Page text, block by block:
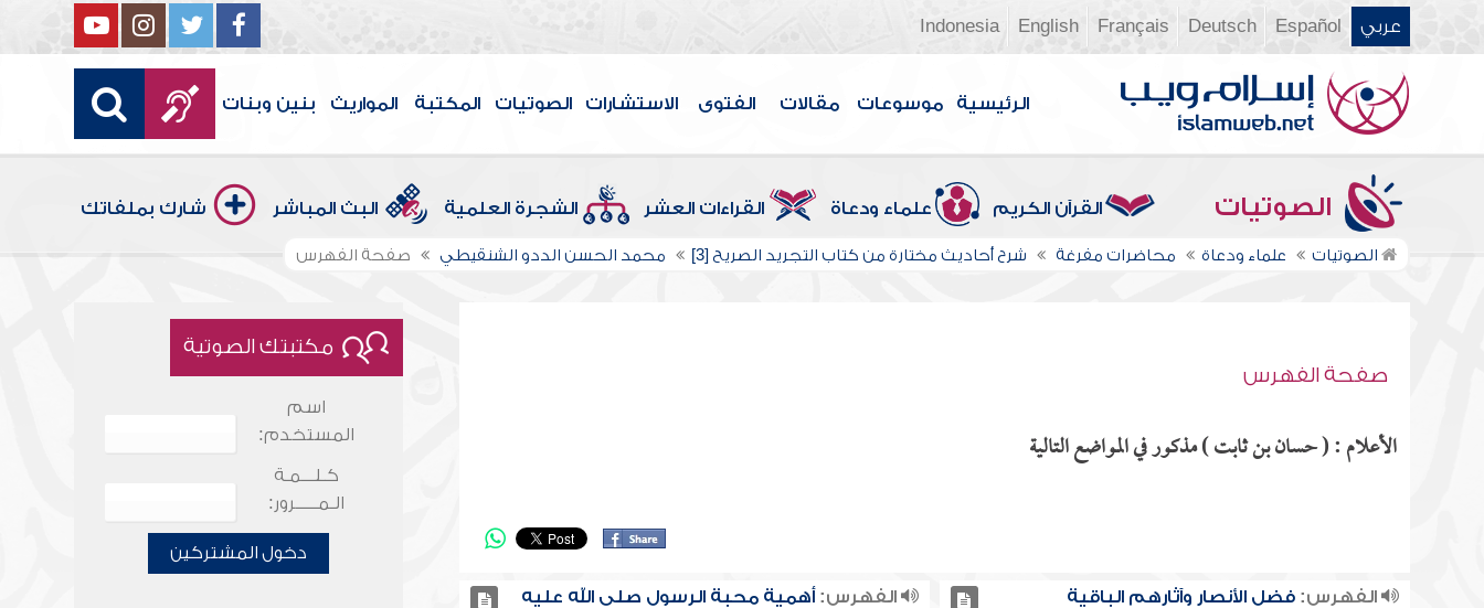
عربي Español
Deutsch
Français
English
Indonesia
الرئيسية موسوعات مقالات الفتوى الاستشارات الصوتيات المكتبة المواريث بنين وبنات
الصوتيات القرآن الكريم علماء ودعاة القراءات العشر الشجرة العلمية البث المباشر شارك بملفاتك
الصوتيات علماء ودعاة محاضرات مفرغة شرح أحاديث مختارة من كتاب التجريد الصريح [3] محمد الحسن الددو الشنقيطي صفحة الفهرس
صفحة الفهرس
الأعلام : ( حسان بن ثابت ) مذكور في المواضع التالية
الفهرس:فضل الأنصار وآثارهم الباقية الفهرس: أهمية محبة الرسول صلى الله عليه
مكتبتك الصوتية
اسم
المستخدم:
كـلـــمـة
الـمـــــرور:
دخول المشتركين